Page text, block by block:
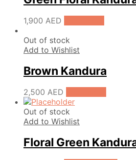
1,900 AED
Out of stock
Add to Wishlist
Brown Kandura
2,500 AED
Out of stock
Add to Wishlist
Floral Green